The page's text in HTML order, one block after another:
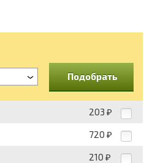
Подобрать
203 ₽
720 ₽
210 ₽